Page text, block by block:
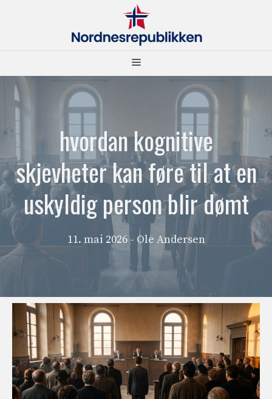
Meny
hvordan kognitive
skjevheter kan føre til at en
uskyldig person blir dømt
11. mai 2026 - Ole Andersen